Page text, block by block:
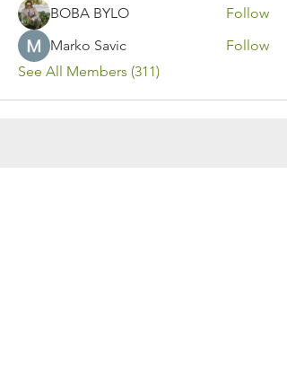
BOBA BYLO
Follow
Marko Savic
Follow
See All Members (311)